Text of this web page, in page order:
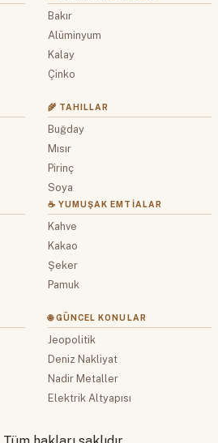
Bakır
Alüminyum
Kalay
Çinko
🌾 TAHILLAR
Buğday
Mısır
Pirinç
Soya
☕ YUMUŞAK EMTIALAR
Kahve
Kakao
Şeker
Pamuk
🌐 GÜNCEL KONULAR
Jeopolitik
Deniz Nakliyat
Nadir Metaller
Elektrik Altyapısı